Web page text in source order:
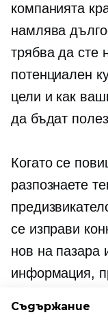
компанията
намлява
трябва да сте
потенциален
цели и как
да бъдат
Когато се
разпознаете
се изправи
нов на пазара
информация,
започнете да
Съдържание